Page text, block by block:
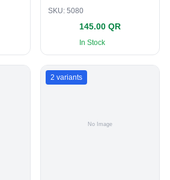
SKU: 5080
145.00 QR
In Stock
2 variants